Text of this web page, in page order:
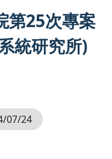
第25次專案
統研究所)
07/24